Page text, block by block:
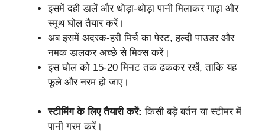
इसमें दही डालें और थोड़ा-थोड़ा पानी मिलाकर गाढ़ा और
स्मूथ घोल तैयार करें।
अब इसमें अदरक-हरी मिर्च का पेस्ट, हल्दी पाउडर और
नमक डालकर अच्छे से मिक्स करें।
इस घोल को 15-20 मिनट तक ढककर रखें, ताकि यह
फूले और नरम हो जाए।
स्टीमिंग के लिए तैयारी करें: किसी बड़े बर्तन या स्टीमर में
पानी गरम करें।